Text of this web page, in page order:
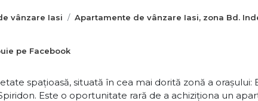
vânzare Iasi Apartamente de vânzare Iasi, zona Bd.
pe Facebook
spațioasă, situată în cea mai dorită zonă a orașului:
Este o oportunitate rară de a achiziționa un